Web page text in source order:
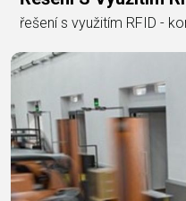
řešení s využitím RFID -